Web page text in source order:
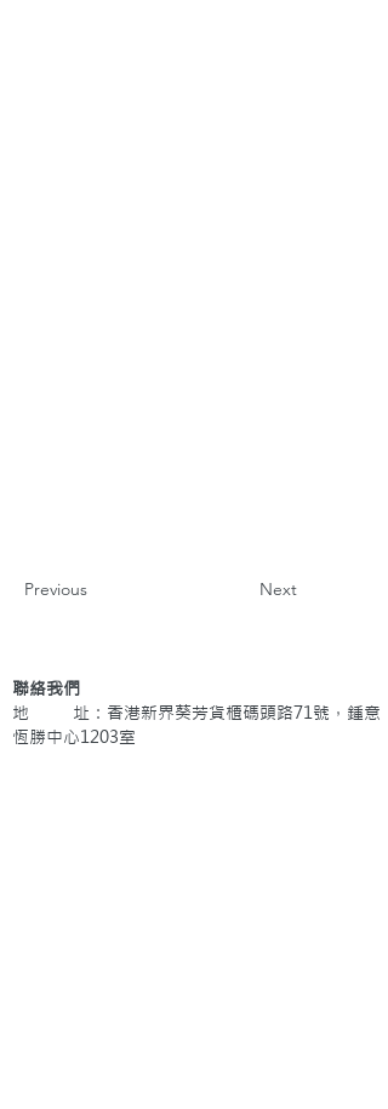
Previous Next
聯絡我們
地 址：香港新界葵芳貨櫃碼頭路71號，鍾意
恆勝中心1203室